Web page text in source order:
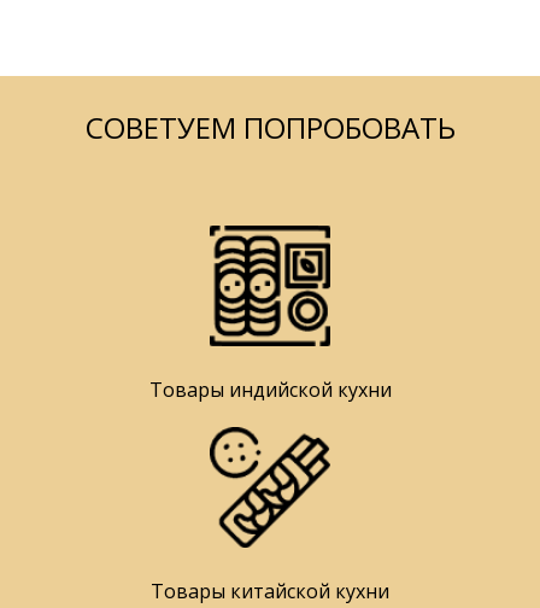
СОВЕТУЕМ ПОПРОБОВАТЬ
Товары индийской кухни
Товары китайской кухни